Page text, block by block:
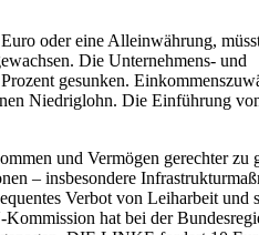
oder eine Alleinwährung,
Die Unternehmens- und
gesunken.
Niedriglohn. Die Einführung
und Vermögen gerechter zu
– insbesondere
Verbot von Leiharbeit und
hat bei der